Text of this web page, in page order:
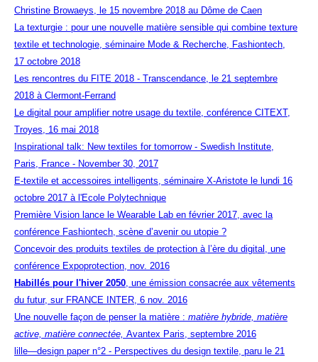
Christine Browaeys, le 15 novembre 2018 au Dôme de Caen
La texturgie : pour une nouvelle matière sensible qui combine texture
textile et technologie, séminaire Mode & Recherche, Fashiontech,
17 octobre 2018
Les rencontres du FITE 2018 - Transcendance, le 21 septembre
2018 à Clermont-Ferrand
Le digital pour amplifier notre usage du textile, conférence CITEXT,
Troyes, 16 mai 2018
Inspirational talk: New textiles for tomorrow - Swedish Institute,
Paris, France - November 30, 2017
E-textile et accessoires intelligents, séminaire X-Aristote le lundi 16
octobre 2017 à l'Ecole Polytechnique
Première Vision lance le Wearable Lab en février 2017, avec la
conférence Fashiontech, scène d’avenir ou utopie ?
Concevoir des produits textiles de protection à l’ère du digital, une
conférence Expoprotection, nov. 2016
Habillés pour l'hiver 2050, une émission consacrée aux vêtements
du futur, sur FRANCE INTER, 6 nov. 2016
Une nouvelle façon de penser la matière : matière hybride, matière
active, matière connectée, Avantex Paris, septembre 2016
lille—design paper n°2 - Perspectives du design textile, paru le 21